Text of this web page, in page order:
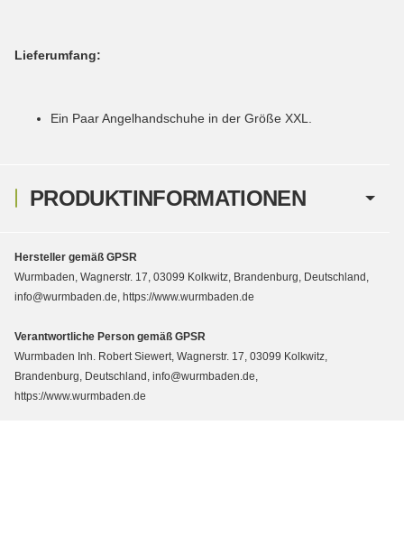
PRODUKTINFORMATIONEN
Lieferumfang:
Ein Paar Angelhandschuhe in der Größe XXL.
Hersteller gemäß GPSR
Wurmbaden, Wagnerstr. 17, 03099 Kolkwitz, Brandenburg, Deutschland,
info@wurmbaden.de, https://www.wurmbaden.de
Verantwortliche Person gemäß GPSR
Wurmbaden Inh. Robert Siewert, Wagnerstr. 17, 03099 Kolkwitz,
Brandenburg, Deutschland, info@wurmbaden.de,
https://www.wurmbaden.de